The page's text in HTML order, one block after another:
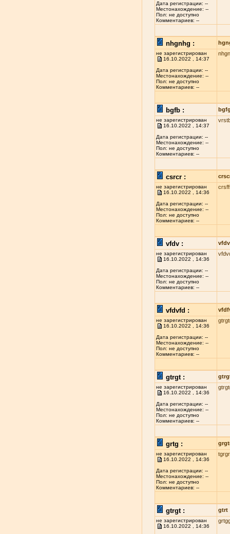
Дата регистрации: --
Местонахождение: --
Пол: не доступно
Комментариев: --
nhgnhg :
не зарегистрирован
16.10.2022 , 14:37
Дата регистрации: --
Местонахождение: --
Пол: не доступно
Комментариев: --
bgfb :
не зарегистрирован
16.10.2022 , 14:37
Дата регистрации: --
Местонахождение: --
Пол: не доступно
Комментариев: --
csrcr :
не зарегистрирован
16.10.2022 , 14:36
Дата регистрации: --
Местонахождение: --
Пол: не доступно
Комментариев: --
vfdv :
не зарегистрирован
16.10.2022 , 14:36
Дата регистрации: --
Местонахождение: --
Пол: не доступно
Комментариев: --
vfdvfd :
не зарегистрирован
16.10.2022 , 14:36
Дата регистрации: --
Местонахождение: --
Пол: не доступно
Комментариев: --
gtrgt :
не зарегистрирован
16.10.2022 , 14:36
Дата регистрации: --
Местонахождение: --
Пол: не доступно
Комментариев: --
grtg :
не зарегистрирован
16.10.2022 , 14:36
Дата регистрации: --
Местонахождение: --
Пол: не доступно
Комментариев: --
tgrgr
gtrgt : gtrt
не зарегистрирован
16.10.2022 , 14:36